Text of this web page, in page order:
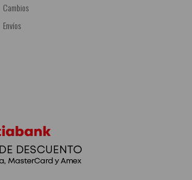
Cambios
Envíos